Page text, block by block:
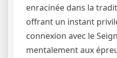
enracinée dans la
offrant un instant
connexion avec le
mentalement aux